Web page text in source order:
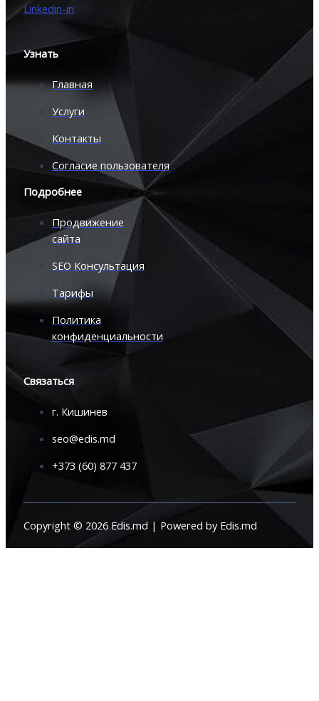
Linkedin-in
Узнать
Главная
Услуги
Контакты
Согласие пользователя
Подробнее
Продвижение
сайта
SEO Консультация
Тарифы
Политика
конфиденциальности
Связаться
г. Кишинев
seo@edis.md
+373 (60) 877 437
Copyright © 2026 Edis.md | Powered by Edis.md